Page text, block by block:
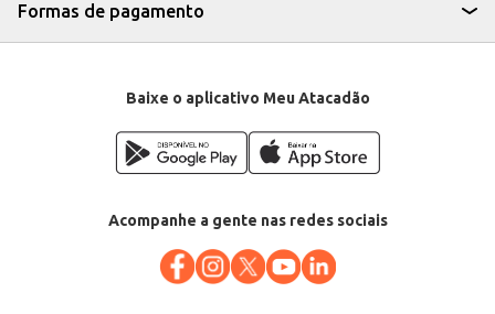
Formas de pagamento
Baixe o aplicativo Meu Atacadão
Acompanhe a gente nas redes sociais